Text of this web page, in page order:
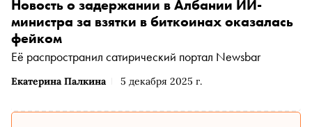
Екатерина Палкина 5 декабря 2025 г.
Новость о задержании в Албании ИИ-
министра за взятки в биткоинах оказалась
фейком
Её распространил сатирический портал Newsbar